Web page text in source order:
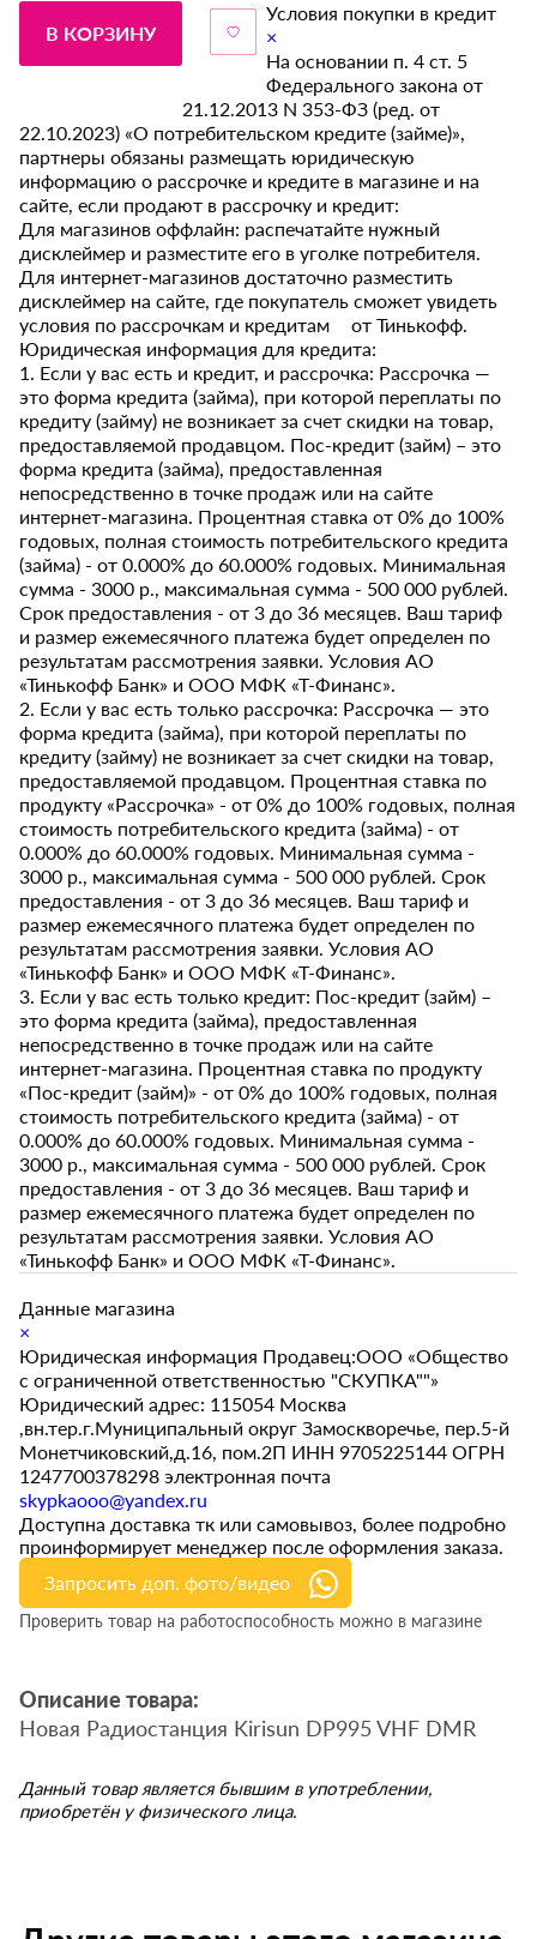
В КОРЗИНУ
Условия покупки в кредит
×
На основании п. 4 ст. 5
Федерального закона от
21.12.2013 N 353-ФЗ (ред. от
22.10.2023) «О потребительском кредите (займе)»,
партнеры обязаны размещать юридическую
информацию о рассрочке и кредите в магазине и на
сайте, если продают в рассрочку и кредит:
Для магазинов оффлайн: распечатайте нужный
дисклеймер и разместите его в уголке потребителя.
Для интернет-магазинов достаточно разместить
дисклеймер на сайте, где покупатель сможет увидеть
условия по рассрочкам и кредитам от Тинькофф.
Юридическая информация для кредита:
1. Если у вас есть и кредит, и рассрочка: Рассрочка —
это форма кредита (займа), при которой переплаты по
кредиту (займу) не возникает за счет скидки на товар,
предоставляемой продавцом. Пос-кредит (займ) – это
форма кредита (займа), предоставленная
непосредственно в точке продаж или на сайте
интернет-магазина. Процентная ставка от 0% до 100%
годовых, полная стоимость потребительского кредита
(займа) - от 0.000% до 60.000% годовых. Минимальная
сумма - 3000 р., максимальная сумма - 500 000 рублей.
Срок предоставления - от 3 до 36 месяцев. Ваш тариф
и размер ежемесячного платежа будет определен по
результатам рассмотрения заявки. Условия АО
«Тинькофф Банк» и ООО МФК «Т-Финанс».
2. Если у вас есть только рассрочка: Рассрочка — это
форма кредита (займа), при которой переплаты по
кредиту (займу) не возникает за счет скидки на товар,
предоставляемой продавцом. Процентная ставка по
продукту «Рассрочка» - от 0% до 100% годовых, полная
стоимость потребительского кредита (займа) - от
0.000% до 60.000% годовых. Минимальная сумма -
3000 р., максимальная сумма - 500 000 рублей. Срок
предоставления - от 3 до 36 месяцев. Ваш тариф и
размер ежемесячного платежа будет определен по
результатам рассмотрения заявки. Условия АО
«Тинькофф Банк» и ООО МФК «Т-Финанс».
3. Если у вас есть только кредит: Пос-кредит (займ) –
это форма кредита (займа), предоставленная
непосредственно в точке продаж или на сайте
интернет-магазина. Процентная ставка по продукту
«Пос-кредит (займ)» - от 0% до 100% годовых, полная
стоимость потребительского кредита (займа) - от
0.000% до 60.000% годовых. Минимальная сумма -
3000 р., максимальная сумма - 500 000 рублей. Срок
предоставления - от 3 до 36 месяцев. Ваш тариф и
размер ежемесячного платежа будет определен по
результатам рассмотрения заявки. Условия АО
«Тинькофф Банк» и ООО МФК «Т-Финанс».
Данные магазина
×
Юридическая информация Продавец:ООО «Общество
с ограниченной ответственностью "СКУПКА""»
Юридический адрес: 115054 Москва
,вн.тер.г.Муниципальный округ Замоскворечье, пер.5-й
Монетчиковский,д.16, пом.2П ИНН 9705225144 ОГРН
1247700378298 электронная почта
skypkaooo@yandex.ru
Доступна доставка тк или самовывоз, более подробно
проинформирует менеджер после оформления заказа.
Запросить доп. фото/видео
Проверить товар на работоспособность можно в магазине
Описание товара:
Новая Радиостанция Kirisun DP995 VHF DMR
Данный товар является бывшим в употреблении,
приобретён у физического лица.